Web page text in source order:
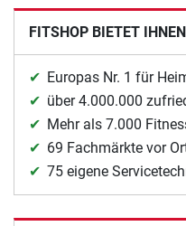
FITSHOP BIETET IHNEN
Europas Nr. 1 für
über 4.000.000
Mehr als 7.000
69 Fachmärkte vor
75 eigene